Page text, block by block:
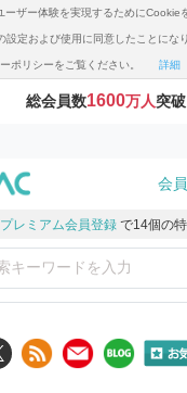
ーザー体験を実現するためにCookie
設定および使用に同意したことにな
ーポリシーをご覧ください。 詳細
総会員数1600万人突破
会
プレミアム会員登録 で14個の